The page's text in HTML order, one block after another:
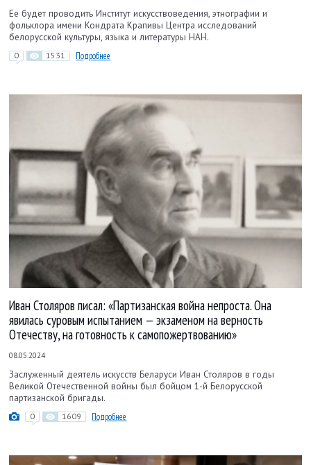
Ее будет проводить Институт искусствоведения, этнографии и
фольклора имени Кондрата Крапивы Центра исследований
белорусской культуры, языка и литературы НАН.
0 1531 Подробнее
Иван Столяров писал: «Партизанская война непроста. Она
явилась суровым испытанием — экзаменом на верность
Отечеству, на готовность к самопожертвованию»
08.05.2024
Заслуженный деятель искусств Беларуси Иван Столяров в годы
Великой Отечественной войны был бойцом 1-й Белорусской
партизанской бригады.
0 1609 Подробнее